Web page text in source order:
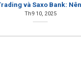
và Saxo Bank:
Th9 10, 2025